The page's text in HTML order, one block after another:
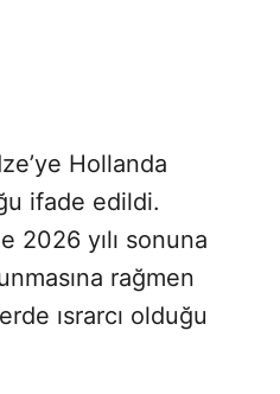
Hollanda
ifade edildi.
2026 yılı sonuna
rağmen
ısrarcı olduğu